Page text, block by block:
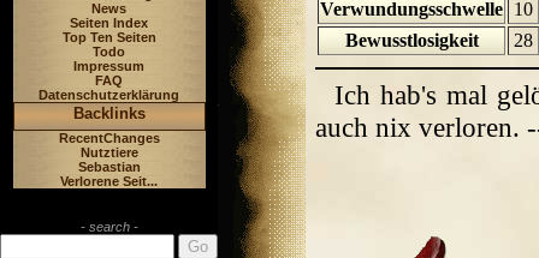
News
Seiten Index
Top Ten Seiten
Todo
Impressum
FAQ
Datenschutzerklärung
Backlinks
RecentChanges
Nutztiere
Sebastian
Verlorene Seit...
- search -
Verwundungsschwelle 10
Bewusstlosigkeit
28
Ich hab's mal
auch nix verloren.